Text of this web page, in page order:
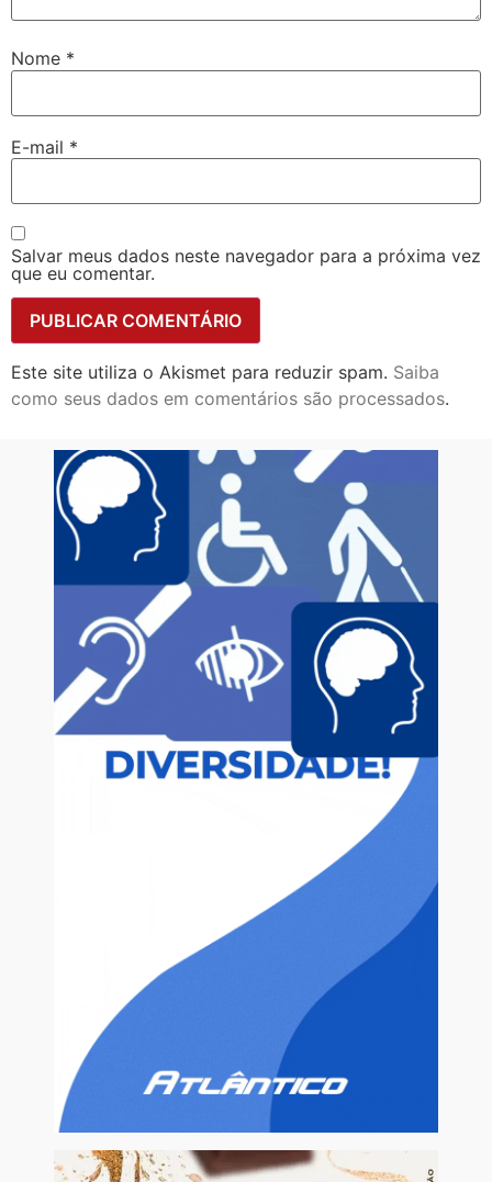
Nome *
E-mail *
Salvar meus dados neste navegador para a próxima vez
que eu comentar.
Este site utiliza o Akismet para reduzir spam. Saiba
como seus dados em comentários são processados.